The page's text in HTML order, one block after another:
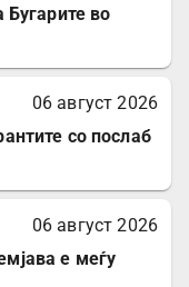
Бугарите во
06 август 2026
со послаб
06 август 2026
е меѓу